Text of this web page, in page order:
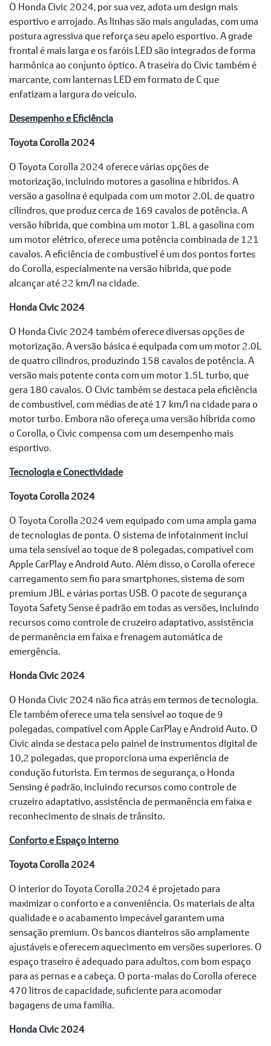
O Honda Civic 2024, por sua vez, adota um design mais
esportivo e arrojado. As linhas são mais anguladas, com uma
postura agressiva que reforça seu apelo esportivo. A grade
frontal é mais larga e os faróis LED são integrados de forma
harmônica ao conjunto óptico. A traseira do Civic também é
marcante, com lanternas LED em formato de C que
enfatizam a largura do veículo.
Desempenho e Eficiência
Toyota Corolla 2024
O Toyota Corolla 2024 oferece várias opções de
motorização, incluindo motores a gasolina e híbridos. A
versão a gasolina é equipada com um motor 2.0L de quatro
cilindros, que produz cerca de 169 cavalos de potência. A
versão híbrida, que combina um motor 1.8L a gasolina com
um motor elétrico, oferece uma potência combinada de 121
cavalos. A eficiência de combustível é um dos pontos fortes
do Corolla, especialmente na versão híbrida, que pode
alcançar até 22 km/l na cidade.
Honda Civic 2024
O Honda Civic 2024 também oferece diversas opções de
motorização. A versão básica é equipada com um motor 2.0L
de quatro cilindros, produzindo 158 cavalos de potência. A
versão mais potente conta com um motor 1.5L turbo, que
gera 180 cavalos. O Civic também se destaca pela eficiência
de combustível, com médias de até 17 km/l na cidade para o
motor turbo. Embora não ofereça uma versão híbrida como
o Corolla, o Civic compensa com um desempenho mais
esportivo.
Tecnologia e Conectividade
Toyota Corolla 2024
O Toyota Corolla 2024 vem equipado com uma ampla gama
de tecnologias de ponta. O sistema de infotainment inclui
uma tela sensível ao toque de 8 polegadas, compatível com
Apple CarPlay e Android Auto. Além disso, o Corolla oferece
carregamento sem fio para smartphones, sistema de som
premium JBL e várias portas USB. O pacote de segurança
Toyota Safety Sense é padrão em todas as versões, incluindo
recursos como controle de cruzeiro adaptativo, assistência
de permanência em faixa e frenagem automática de
emergência.
Honda Civic 2024
O Honda Civic 2024 não fica atrás em termos de tecnologia.
Ele também oferece uma tela sensível ao toque de 9
polegadas, compatível com Apple CarPlay e Android Auto. O
Civic ainda se destaca pelo painel de instrumentos digital de
10,2 polegadas, que proporciona uma experiência de
condução futurista. Em termos de segurança, o Honda
Sensing é padrão, incluindo recursos como controle de
cruzeiro adaptativo, assistência de permanência em faixa e
reconhecimento de sinais de trânsito.
Conforto e Espaço Interno
Toyota Corolla 2024
O interior do Toyota Corolla 2024 é projetado para
maximizar o conforto e a conveniência. Os materiais de alta
qualidade e o acabamento impecável garantem uma
sensação premium. Os bancos dianteiros são amplamente
ajustáveis e oferecem aquecimento em versões superiores. O
espaço traseiro é adequado para adultos, com bom espaço
para as pernas e a cabeça. O porta-malas do Corolla oferece
470 litros de capacidade, suficiente para acomodar
bagagens de uma família.
Honda Civic 2024